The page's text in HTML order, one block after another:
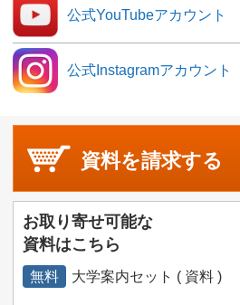
公式YouTubeアカウント
公式Instagramアカウント
資料を請求する
お取り寄せ可能な
資料はこちら
無料 大学案内セット ( 資料 )